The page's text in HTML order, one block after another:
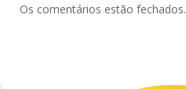
Os comentários estão fechados.